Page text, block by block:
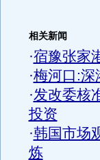
相关新闻
·宿豫张家
·梅河口:深
·发改委核
投资
·韩国市场
炼